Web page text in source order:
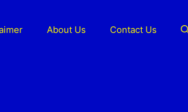
About Us Contact Us